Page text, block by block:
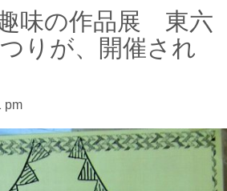
i
味の作品展 東六
りが、開催され
pm